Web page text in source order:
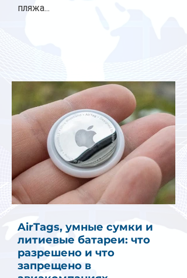
пляжа...
AirTags, умные сумки и
литиевые батареи: что
разрешено и что
запрещено в